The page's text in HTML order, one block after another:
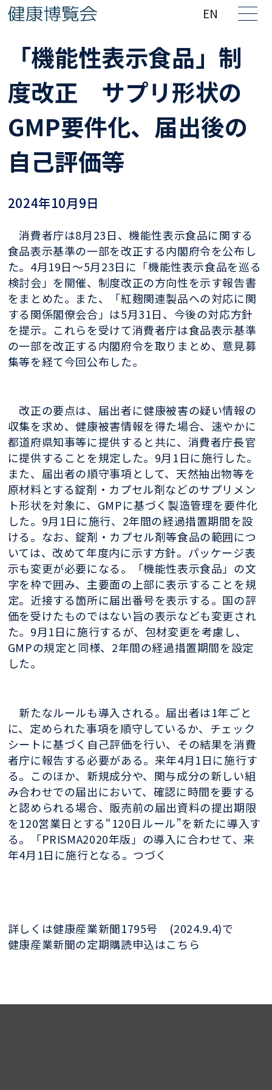
EN
「機能性表示食品」制
度改正 サプリ形状の
GMP要件化、届出後の
自己評価等
2024年10月9日
消費者庁は8月23日、機能性表示食品に関する
食品表示基準の一部を改正する内閣府令を公布し
た。4月19日〜5月23日に「機能性表示食品を巡る
検討会」を開催、制度改正の方向性を示す報告書
をまとめた。また、「紅麹関連製品への対応に関
する関係閣僚会合」は5月31日、今後の対応方針
を提示。これらを受けて消費者庁は食品表示基準
の一部を改正する内閣府令を取りまとめ、意見募
集等を経て今回公布した。
改正の要点は、届出者に健康被害の疑い情報の
収集を求め、健康被害情報を得た場合、速やかに
都道府県知事等に提供すると共に、消費者庁長官
に提供することを規定した。9月1日に施行した。
また、届出者の順守事項として、天然抽出物等を
原材料とする錠剤・カプセル剤などのサプリメン
ト形状を対象に、GMPに基づく製造管理を要件化
した。9月1日に施行、2年間の経過措置期間を設
ける。なお、錠剤・カプセル剤等食品の範囲につ
いては、改めて年度内に示す方針。パッケージ表
示も変更が必要になる。「機能性表示食品」の文
字を枠で囲み、主要面の上部に表示することを規
定。近接する箇所に届出番号を表示する。国の評
価を受けたものではない旨の表示なども変更され
た。9月1日に施行するが、包材変更を考慮し、
GMPの規定と同様、2年間の経過措置期間を設定
した。
新たなルールも導入される。届出者は1年ごと
に、定められた事項を順守しているか、チェック
シートに基づく自己評価を行い、その結果を消費
者庁に報告する必要がある。来年4月1日に施行す
る。このほか、新規成分や、関与成分の新しい組
み合わせでの届出において、確認に時間を要する
と認められる場合、販売前の届出資料の提出期限
を120営業日とする“120日ルール”を新たに導入す
る。「PRISMA2020年版」の導入に合わせて、来
年4月1日に施行となる。つづく
詳しくは健康産業新聞1795号 (2024.9.4)で
健康産業新聞の定期購読申込はこちら